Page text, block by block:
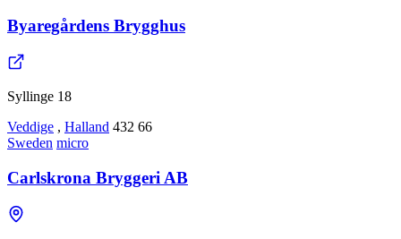
Byaregårdens Brygghus
Syllinge 18
Veddige , Halland 432 66
Sweden micro
Carlskrona Bryggeri AB